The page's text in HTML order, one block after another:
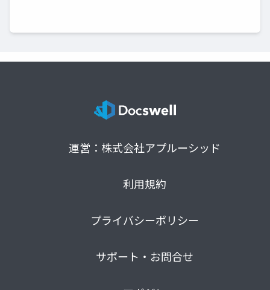
運営：株式会社アプルーシッド
利用規約
プライバシーポリシー
サポート・お問合せ